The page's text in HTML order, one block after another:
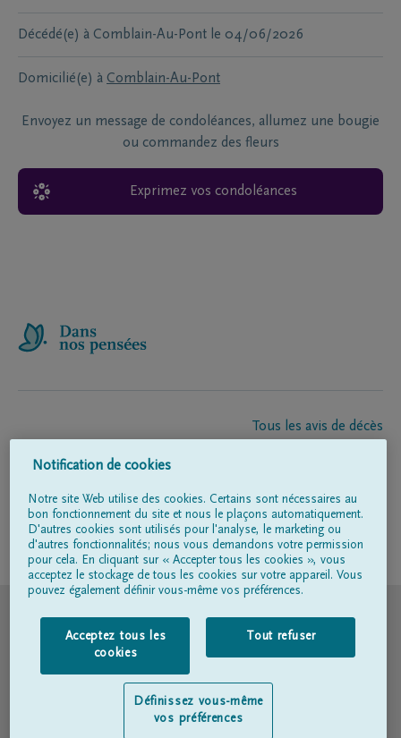
Décédé(e) à Comblain-Au-Pont le 04/06/2026
Domicilié(e) à Comblain-Au-Pont
Envoyez un message de condoléances, allumez une bougie
ou commandez des fleurs
Exprimez vos condoléances
Tous les avis de décès
Entrepreneur de pompes funèbres
Suivez-nous sur
Conditions d'utilisation
Déclaration relative à la vie privée
Déclaration d’accessibilité
Notification de cookies
Notre site Web utilise des cookies. Certains sont nécessaires au
bon fonctionnement du site et nous le plaçons automatiquement.
D'autres cookies sont utilisés pour l'analyse, le marketing ou
d'autres fonctionnalités; nous vous demandons votre permission
pour cela. En cliquant sur « Accepter tous les cookies », vous
acceptez le stockage de tous les cookies sur votre appareil. Vous
pouvez également définir vous-même vos préférences.
Acceptez tous les
cookies
Tout refuser
Définissez vous-même
vos préférences